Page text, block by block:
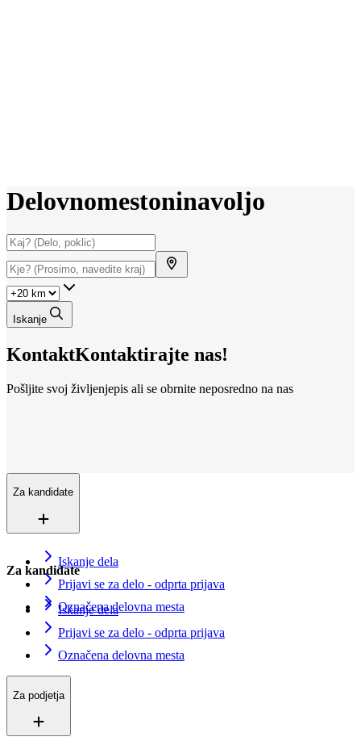
Delovnomestoninavoljo
Iskanje
KontaktKontaktirajte nas!
Pošljite svoj življenjepis ali se obrnite neposredno na nas
Za kandidate
Iskanje dela
Prijavi se za delo - odprta prijava
Označena delovna mesta
Za kandidate
Iskanje dela
Prijavi se za delo - odprta prijava
Označena delovna mesta
Za podjetja